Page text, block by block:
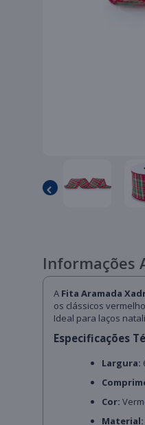
Informações
A Fita Aramada
os clássicos
Ideal para laços
Especificações
Largura:
Cor:
Material: